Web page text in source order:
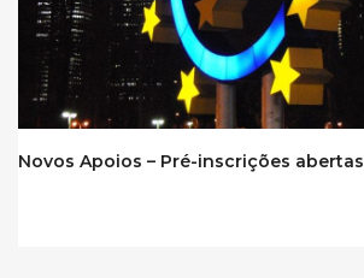
Novos Apoios – Pré-inscrições abertas